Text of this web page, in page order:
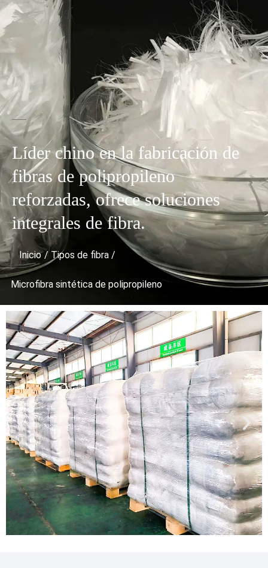
Líder chino en la fabricación de
fibras de polipropileno
reforzadas, ofrece soluciones
integrales de fibra.
Inicio / Tipos de fibra /
Microfibra sintética de polipropileno